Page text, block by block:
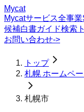
Mycat
Mycatサービス全事
候補白書ガイド検索
お問い合わせ->
トップ
札幌 ホームペ
札幌市